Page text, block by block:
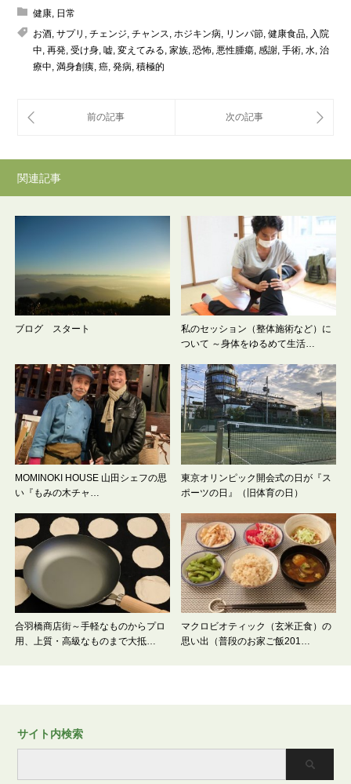
健康, 日常
お酒, サプリ , チェンジ, チャンス, ホジキン病, リンパ節, 健康食品, 入院
中, 再発, 受け身, 嘘, 変えてみる, 家族, 恐怖, 悪性腫瘍, 感謝, 手術, 水, 治
療中, 満身創痍, 癌, 発病, 積極的
関連記事
ブログ スタート
私のセッション（整体施術など）に
ついて ～身体をゆるめて生活…
MOMINOKI HOUSE 山田シェフの思
い『もみの木チャ…
東京オリンピック開会式の日が『ス
ポーツの日』（旧体育の日）
合羽橋商店街～手軽なものからプロ
用、上質・高級なものまで大抵…
マクロビオティック（玄米正食）の
思い出（普段のお家ご飯201…
サイト内検索